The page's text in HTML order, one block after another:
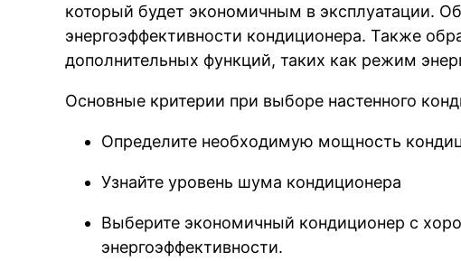
который будет экономичным в эксплуатации.
энергоэффективности кондиционера. Также
дополнительных функций, таких как режим
Основные критерии при выборе настенного
Определите необходимую мощность
Узнайте уровень шума кондиционера
Выберите экономичный кондиционер с
энергоэффективности.